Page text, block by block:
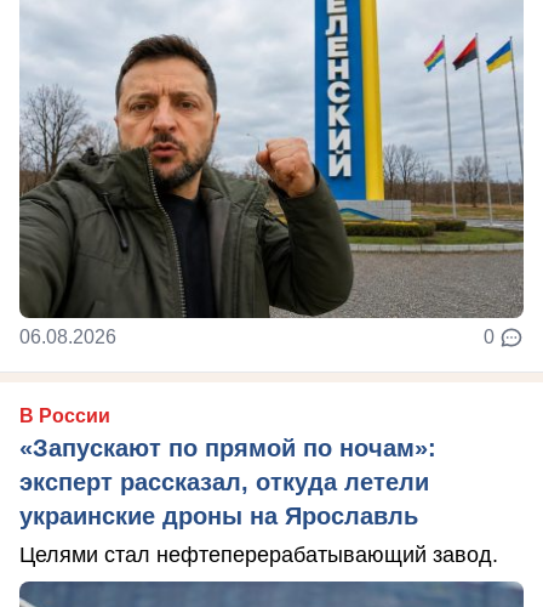
06.08.2026 0
В России
«Запускают по прямой по ночам»:
эксперт рассказал, откуда летели
украинские дроны на Ярославль
Целями стал нефтеперерабатывающий завод.